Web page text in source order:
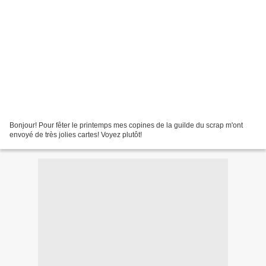
Bonjour! Pour fêter le printemps mes copines de la guilde du scrap m'ont
envoyé de très jolies cartes! Voyez plutôt!